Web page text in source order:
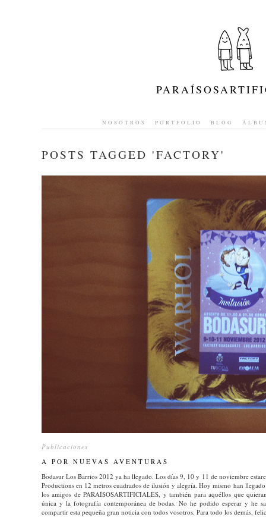
NOSOTROS PORTFOLIO BLOG
POSTS TAGGED 'FACTORY'
Publicaciones
A POR NUEVAS AVENTURAS
Bodasur Los Barrios 2012 ya ha llegado. Los días 9, 10 y 11 de noviembre
Productions en 12 metros cuadrados de ilusión y alegría. Hoy mismo han
los amigos de PARAÍSOSARTIFICIALES, y también para aquéllos que
única y la fotografía contemporánea de bodas. No he podido esperar y he
compartir esta pequeña gran noticia con todos vosotros. Para todo los demás,
Publicaciones
A POR NUEVAS AVENTURAS